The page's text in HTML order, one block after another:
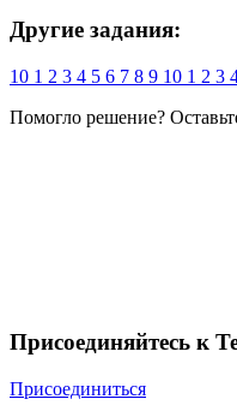
Другие задания:
10 1 2 3 4 5 6 7 8 9 10 1 2 3
Помогло решение?
Присоединяйтесь к
Присоединиться